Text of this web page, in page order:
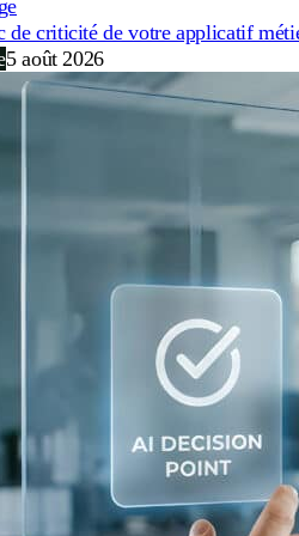
de criticité de votre applicatif
5 août 2026